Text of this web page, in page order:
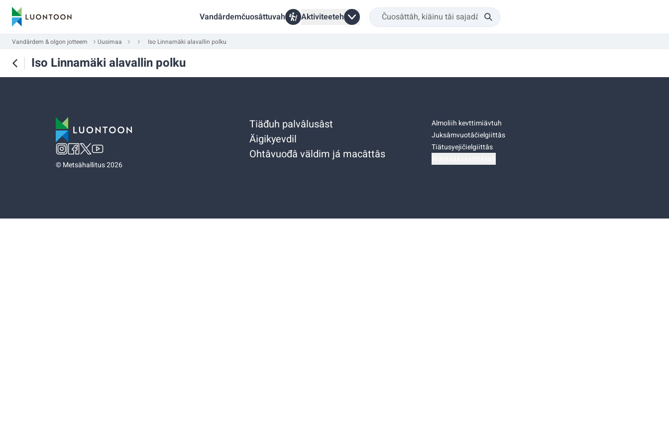
Vandârdemčuosâttuvah Aktiviteeteh
Vandârdem & olgon jotteem Uusimaa Iso Linnamäki alavallin polku
Iso Linnamäki alavallin polku
©Metsähallitus 2026
Tiäđuh palvâlusâst
Äigikyevdil
Ohtâvuođâ väldim já macâttâs
Almoliih kevttimiävtuh
Juksâmvuotâčielgiittâs
Tiätusyejičielgiittâs